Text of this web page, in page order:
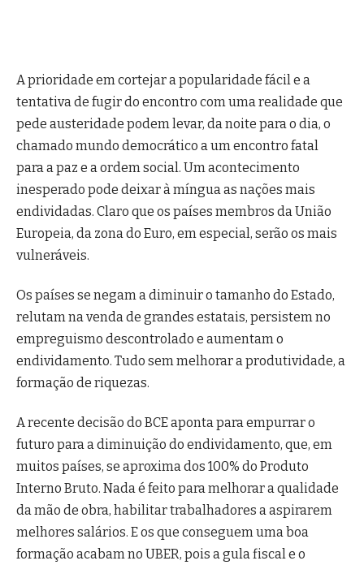
A prioridade em cortejar a popularidade fácil e a
tentativa de fugir do encontro com uma realidade que
pede austeridade podem levar, da noite para o dia, o
chamado mundo democrático a um encontro fatal
para a paz e a ordem social. Um acontecimento
inesperado pode deixar à míngua as nações mais
endividadas. Claro que os países membros da União
Europeia, da zona do Euro, em especial, serão os mais
vulneráveis.
Os países se negam a diminuir o tamanho do Estado,
relutam na venda de grandes estatais, persistem no
empreguismo descontrolado e aumentam o
endividamento. Tudo sem melhorar a produtividade, a
formação de riquezas.
A recente decisão do BCE aponta para empurrar o
futuro para a diminuição do endividamento, que, em
muitos países, se aproxima dos 100% do Produto
Interno Bruto. Nada é feito para melhorar a qualidade
da mão de obra, habilitar trabalhadores a aspirarem
melhores salários. E os que conseguem uma boa
formação acabam no UBER, pois a gula fiscal e o